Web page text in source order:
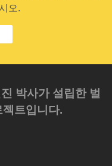
오.
박사가 설립한 벌
트입니다.